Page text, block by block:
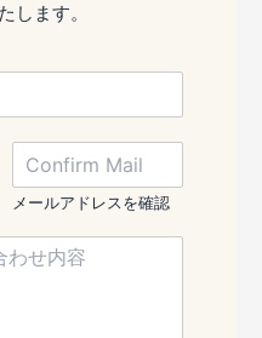
します。
メールアドレスを確認